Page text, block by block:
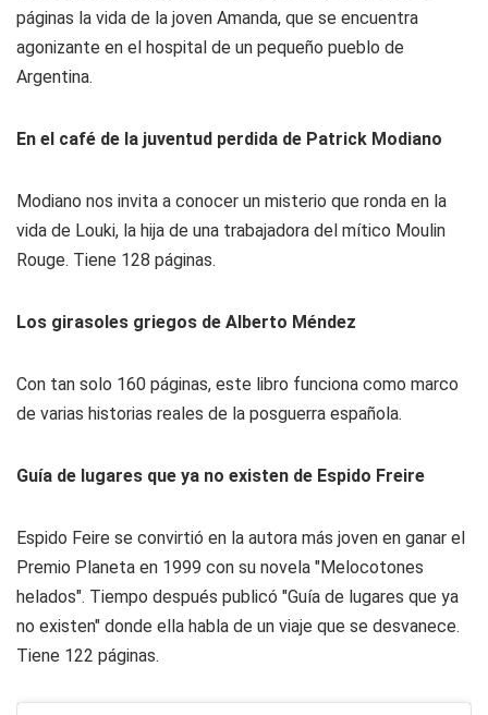
páginas la vida de la joven Amanda, que se encuentra
agonizante en el hospital de un pequeño pueblo de
Argentina.
En el café de la juventud perdida de Patrick Modiano
Modiano nos invita a conocer un misterio que ronda en la
vida de Louki, la hija de una trabajadora del mítico Moulin
Rouge. Tiene 128 páginas.
Los girasoles griegos de Alberto Méndez
Con tan solo 160 páginas, este libro funciona como marco
de varias historias reales de la posguerra española.
Guía de lugares que ya no existen de Espido Freire
Espido Feire se convirtió en la autora más joven en ganar el
Premio Planeta en 1999 con su novela "Melocotones
helados". Tiempo después publicó "Guía de lugares que ya
no existen" donde ella habla de un viaje que se desvanece.
Tiene 122 páginas.